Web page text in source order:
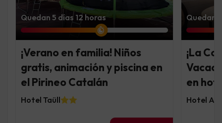
Quedan 5 días 12 horas
¡Verano en familia! Niños
gratis, animación y piscina en
el Pirineo Catalán
Hotel Taüll
Quedan
¡La
en
Hotel